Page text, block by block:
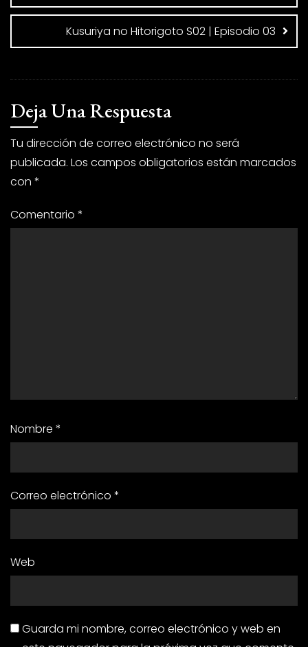
Kusuriya no Hitorigoto S02 | Episodio 03
Deja Una Respuesta
Tu dirección de correo electrónico no será
publicada. Los campos obligatorios están marcados
con *
Comentario *
Nombre *
Correo electrónico *
Web
Guarda mi nombre, correo electrónico y web en